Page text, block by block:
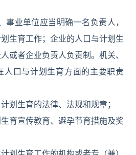
事业单位应当明确一名负责人，
生育工作；企业的人口与计划生
或者企业负责人负责制。机关、
人口与计划生育方面的主要职责
划生育的法律、法规和规章；
生育宣传教育、避孕节育措施及奖